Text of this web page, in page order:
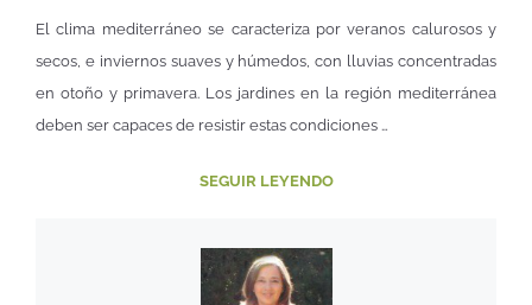
El clima mediterráneo se caracteriza por veranos calurosos y
secos, e inviernos suaves y húmedos, con lluvias concentradas
en otoño y primavera. Los jardines en la región mediterránea
deben ser capaces de resistir estas condiciones …
SEGUIR LEYENDO